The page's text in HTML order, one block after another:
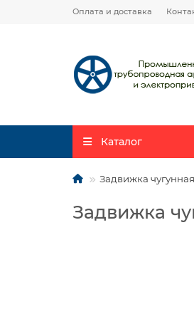
Оплата и доставка
Каталог
Задвижка
Задвижка